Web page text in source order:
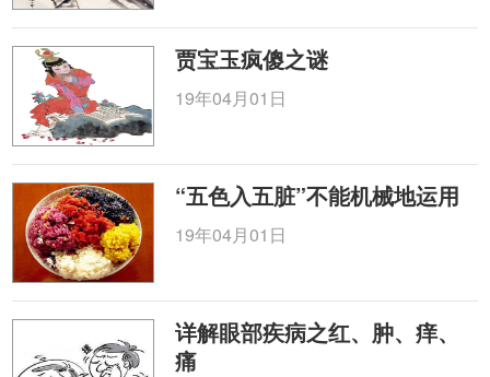
贾宝玉疯傻之谜
19年04月01日
“五色入五脏”不能机械地运用
19年04月01日
详解眼部疾病之红、肿、痒、
痛